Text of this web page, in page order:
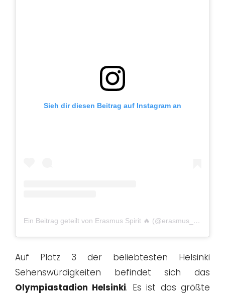
Sieh dir diesen Beitrag auf Instagram an
Ein Beitrag geteilt von Erasmus Spirit 🔥 (@erasmus_spirit)
Auf Platz 3 der beliebtesten Helsinki
Sehenswürdigkeiten befindet sich das
Olympiastadion Helsinki. Es ist das größte